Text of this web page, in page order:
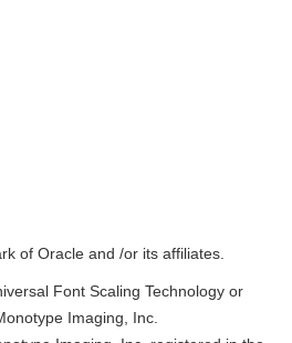
of Oracle and /or its affiliates.
Font Scaling Technology or
Imaging, Inc.